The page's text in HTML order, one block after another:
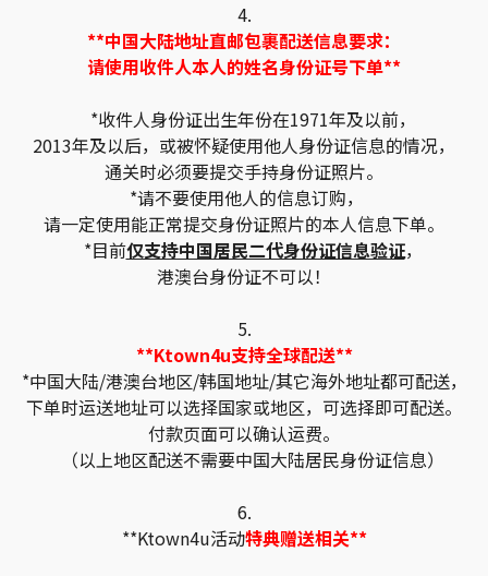
4.
**中国大陆地址直邮包裹配送信息要求：
请使用收件人本人的姓名身份证号下单**
*收件人身份证出生年份在1971年及以前，
2013年及以后，或被怀疑使用他人身份证信息的情况，
通关时必须要提交手持身份证照片。
*请不要使用他人的信息订购，
请一定使用能正常提交身份证照片的本人信息下单。
*目前仅支持中国居民二代身份证信息验证，
港澳台身份证不可以！
5.
**Ktown4u支持全球配送**
*中国大陆/港澳台地区/韩国地址/其它海外地址都可配送，
下单时运送地址可以选择国家或地区，可选择即可配送。
付款页面可以确认运费。
（以上地区配送不需要中国大陆居民身份证信息）
6.
**Ktown4u活动特典赠送相关**